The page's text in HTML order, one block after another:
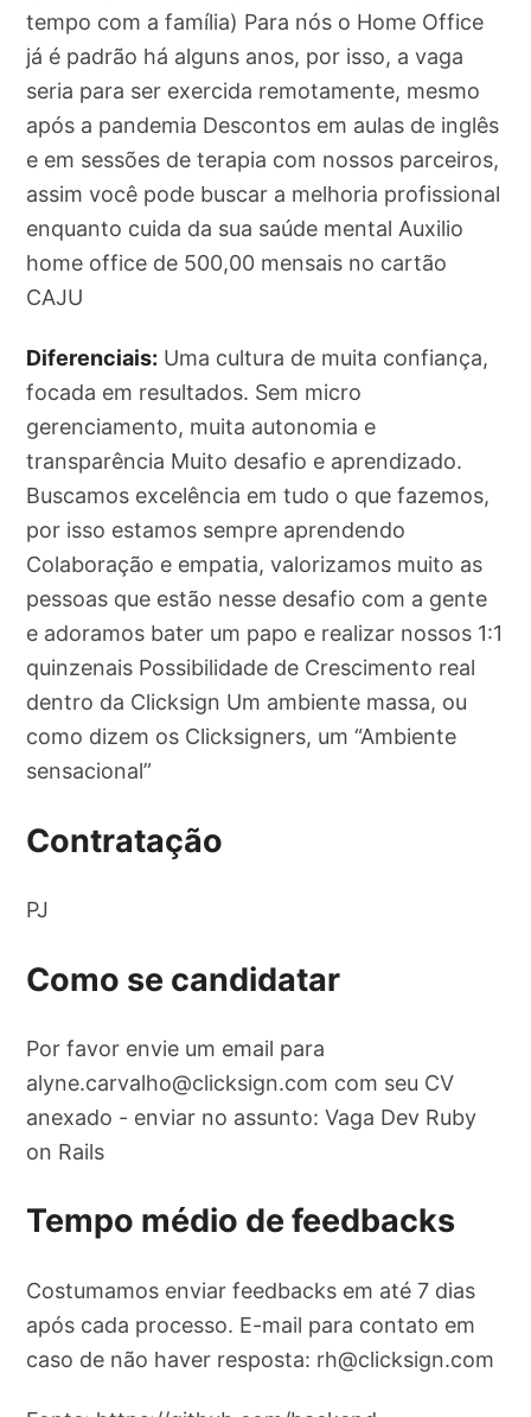
tempo com a família) Para nós o Home Office
já é padrão há alguns anos, por isso, a vaga
seria para ser exercida remotamente, mesmo
após a pandemia Descontos em aulas de inglês
e em sessões de terapia com nossos parceiros,
assim você pode buscar a melhoria profissional
enquanto cuida da sua saúde mental Auxilio
home office de 500,00 mensais no cartão
CAJU
Diferenciais: Uma cultura de muita confiança,
focada em resultados. Sem micro
gerenciamento, muita autonomia e
transparência Muito desafio e aprendizado.
Buscamos excelência em tudo o que fazemos,
por isso estamos sempre aprendendo
Colaboração e empatia, valorizamos muito as
pessoas que estão nesse desafio com a gente
e adoramos bater um papo e realizar nossos 1:1
quinzenais Possibilidade de Crescimento real
dentro da Clicksign Um ambiente massa, ou
como dizem os Clicksigners, um “Ambiente
sensacional”
Contratação
PJ
Como se candidatar
Por favor envie um email para
alyne.carvalho@clicksign.com com seu CV
anexado - enviar no assunto: Vaga Dev Ruby
on Rails
Tempo médio de feedbacks
Costumamos enviar feedbacks em até 7 dias
após cada processo. E-mail para contato em
caso de não haver resposta: rh@clicksign.com